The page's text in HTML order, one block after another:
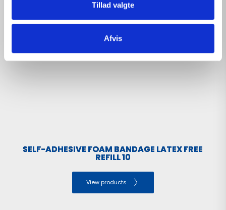
Tillad valgte
Afvis
SELF-ADHESIVE FOAM BANDAGE LATEX FREE
REFILL 10
View products